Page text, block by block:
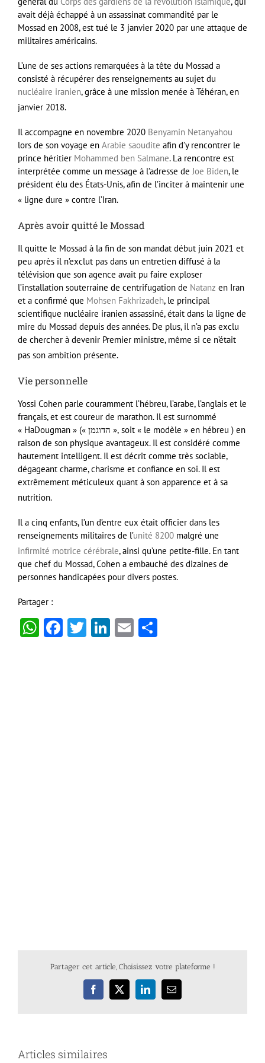
avait déjà échappé à un assassinat commandité par le
Mossad en 2008, est tué le 3 janvier 2020 par une attaque de
militaires américains.
L’une de ses actions remarquées à la tête du Mossad a
consisté à récupérer des renseignements au sujet du
nucléaire iranien, grâce à une mission menée à Téhéran, en
janvier 2018.
Il accompagne en novembre 2020 Benyamin Netanyahou
lors de son voyage en Arabie saoudite afin d’y rencontrer le
prince héritier Mohammed ben Salmane. La rencontre est
interprétée comme un message à l’adresse de Joe Biden, le
président élu des États-Unis, afin de l’inciter à maintenir une
« ligne dure » contre l’Iran.
Après avoir quitté le Mossad
Il quitte le Mossad à la fin de son mandat début juin 2021 et
peu après il n’exclut pas dans un entretien diffusé à la
télévision que son agence avait pu faire exploser
l’installation souterraine de centrifugation de Natanz en Iran
et a confirmé que Mohsen Fakhrizadeh, le principal
scientifique nucléaire iranien assassiné, était dans la ligne de
mire du Mossad depuis des années. De plus, il n’a pas exclu
de chercher à devenir Premier ministre, même si ce n’était
pas son ambition présente.
Vie personnelle
Yossi Cohen parle couramment l’hébreu, l’arabe, l’anglais et le
français, et est coureur de marathon. Il est surnommé
« HaDougman » (« הדוגמן », soit « le modèle » en hébreu ) en
raison de son physique avantageux. Il est considéré comme
hautement intelligent. Il est décrit comme très sociable,
dégageant charme, charisme et confiance en soi. Il est
extrêmement méticuleux quant à son apparence et à sa
nutrition.
Il a cinq enfants, l’un d’entre eux était officier dans les
renseignements militaires de l’unité 8200 malgré une
infirmité motrice cérébrale, ainsi qu’une petite-fille. En tant
que chef du Mossad, Cohen a embauché des dizaines de
personnes handicapées pour divers postes.
Partager :
WhatsApp
Facebook
Twitter
LinkedIn
Email
Partager cet article, Choisissez votre plateforme !
Facebook
X LinkedInEmail
Articles similaires